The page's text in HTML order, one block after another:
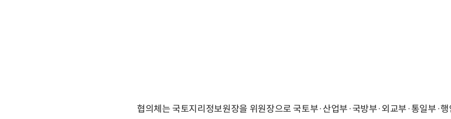
협의체는 국토지리정보원장을 위원장으로 국토부·산업부·국방부·외교부·통일부·